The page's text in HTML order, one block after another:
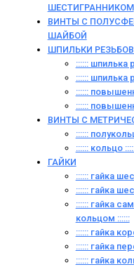
ШЕСТИГРАННИКОМ
ВИНТЫ С
ШАЙБОЙ
ШПИЛЬКИ
:::::: шпилька
:::::: шпилька
::::::
::::::
ВИНТЫ C
::::::
:::::: кольцо
ГАЙКИ
:::::: гайка
:::::: гайка
:::::: гайка
кольцом ::::::
:::::: гайка
:::::: гайка
:::::: гайка